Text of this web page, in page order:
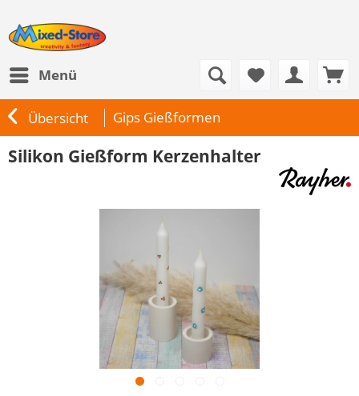
Menü
Übersicht Gips Gießformen
Silikon Gießform Kerzenhalter